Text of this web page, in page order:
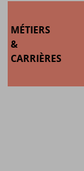
MÉTIERS
&
CARRIÈRES